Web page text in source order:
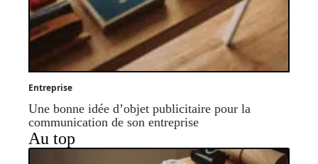
Entreprise
Une bonne idée d’objet publicitaire pour la
communication de son entreprise
Au top